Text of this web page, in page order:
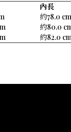
內長
約78.0 cm
約80.0
約82.0